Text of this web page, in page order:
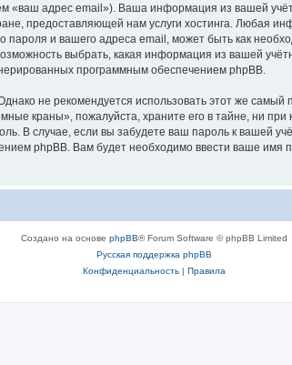
«ваш адрес email»). Ваша информация из вашей
предоставляющей нам услуги хостинга. Любая
и вашего адреса email, может быть как
выбрать, какая информация из вашей
программным обеспечением phpBB.
не рекомендуется использовать этот же самый
краны», пожалуйста, храните его в тайне, ни
В случае, если вы забудете ваш пароль к вашей
phpBB. Вам будет необходимо ввести ваше имя
Создано на основе phpBB® Forum Software © phpBB Limited
Русская поддержка phpBB
Конфиденциальность| Правила